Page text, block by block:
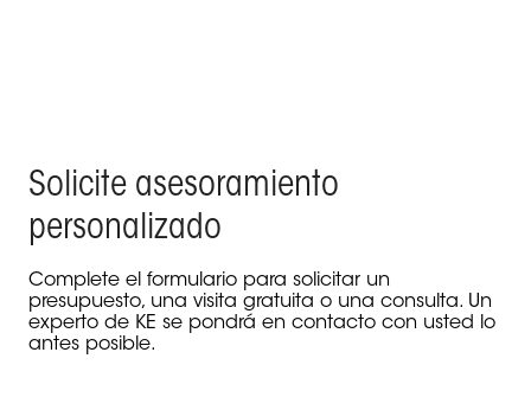
Solicite asesoramiento
personalizado
Complete el formulario para solicitar un
presupuesto, una visita gratuita o una consulta. Un
experto de KE se pondrá en contacto con usted lo
antes posible.